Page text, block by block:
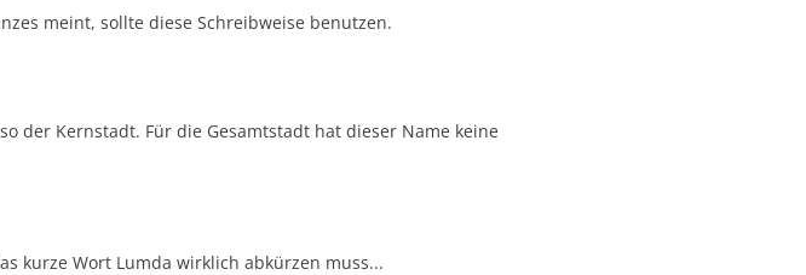
meint, sollte diese Schreibweise benutzen.
der Kernstadt. Für die Gesamtstadt hat dieser Name keine
kurze Wort Lumda wirklich abkürzen muss...